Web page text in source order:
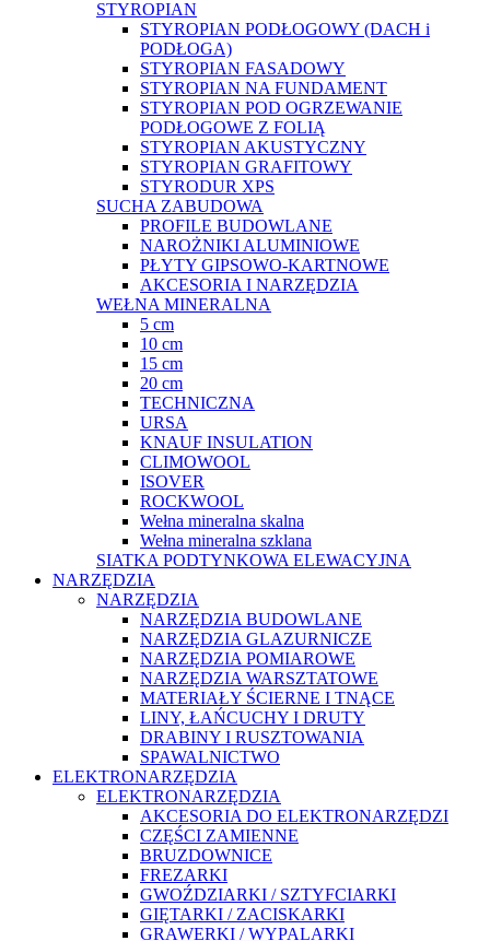
STYROPIAN
STYROPIAN PODŁOGOWY (DACH i
PODŁOGA)
STYROPIAN FASADOWY
STYROPIAN NA FUNDAMENT
STYROPIAN POD OGRZEWANIE
PODŁOGOWE Z FOLIĄ
STYROPIAN AKUSTYCZNY
STYROPIAN GRAFITOWY
STYRODUR XPS
SUCHA ZABUDOWA
PROFILE BUDOWLANE
NAROŻNIKI ALUMINIOWE
PŁYTY GIPSOWO-KARTNOWE
AKCESORIA I NARZĘDZIA
WEŁNA MINERALNA
5 cm
10 cm
15 cm
20 cm
TECHNICZNA
URSA
KNAUF INSULATION
CLIMOWOOL
ISOVER
ROCKWOOL
Wełna mineralna skalna
Wełna mineralna szklana
SIATKA PODTYNKOWA ELEWACYJNA
NARZĘDZIA
NARZĘDZIA
NARZĘDZIA BUDOWLANE
NARZĘDZIA GLAZURNICZE
NARZĘDZIA POMIAROWE
NARZĘDZIA WARSZTATOWE
MATERIAŁY ŚCIERNE I TNĄCE
LINY, ŁAŃCUCHY I DRUTY
DRABINY I RUSZTOWANIA
SPAWALNICTWO
ELEKTRONARZĘDZIA
ELEKTRONARZĘDZIA
AKCESORIA DO ELEKTRONARZĘDZI
CZĘŚCI ZAMIENNE
BRUZDOWNICE
FREZARKI
GWOŹDZIARKI / SZTYFCIARKI
GIĘTARKI / ZACISKARKI
GRAWERKI / WYPALARKI